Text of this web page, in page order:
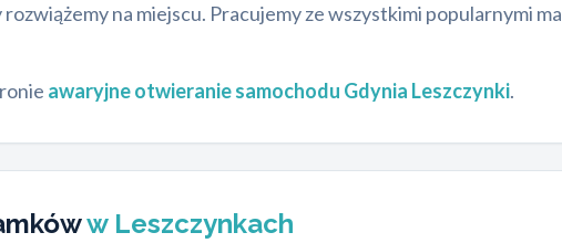
na miejscu. Pracujemy ze wszystkimi popularnymi
awaryjne otwieranie samochodu Gdynia Leszczynki.
w Leszczynkach